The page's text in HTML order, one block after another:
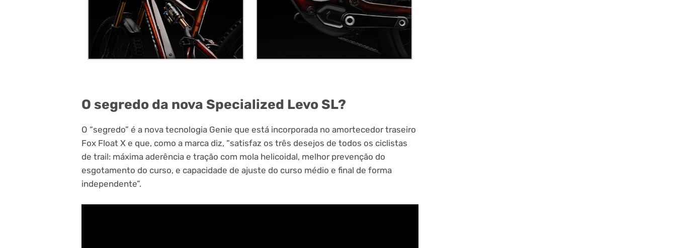
O segredo da nova Specialized Levo SL?
O “segredo” é a nova tecnologia Genie que está incorporada no amortecedor traseiro
Fox Float X e que, como a marca diz, “satisfaz os três desejos de todos os ciclistas
de trail: máxima aderência e tração com mola helicoidal, melhor prevenção do
esgotamento do curso, e capacidade de ajuste do curso médio e final de forma
independente”.